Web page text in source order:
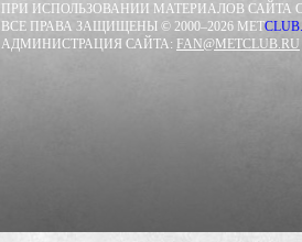
ПРИ ИСПОЛЬЗОВАНИИ МАТЕРИАЛОВ САЙТА
ВСЕ ПРАВА ЗАЩИЩЕНЫ © 2000–2026 METCLUB.
АДМИНИСТРАЦИЯ САЙТА: FAN@METCLUB.RU